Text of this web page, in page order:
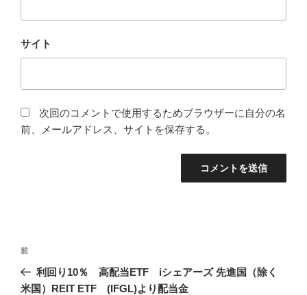
サイト
次回のコメントで使用するためブラウザーに自分の名
前、メールアドレス、サイトを保存する。
投
ナ
前
の
投
前
利回り10％ 高配当ETF iシェアーズ 先進国（除く
米国）REIT ETF (IFGL)より配当金